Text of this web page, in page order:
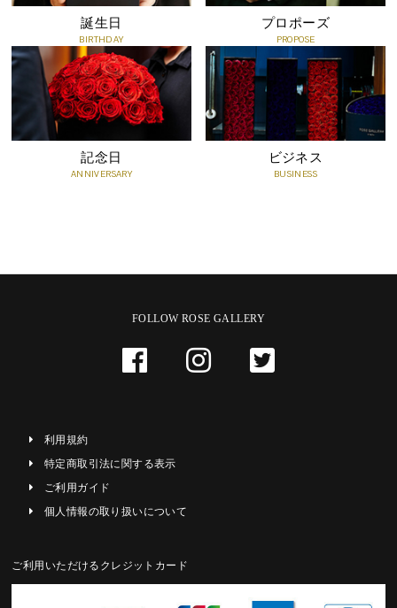
置くと花びらが透けたようになりますのでご注意ください。
●高温多湿の環境下に長く置きますと、カビや害虫の被害が考えら
れますので、なるべく乾燥している場所においてください。
●エアコンなどの冷風が、直接あたらないようご注意ください。乾
燥しすぎると、花びらがひび割れたり、色褪せする場合がございま
す。
●食用ではありませんので、食べないでください。
誕生日
BIRTHDAY
プロポーズ
PROPOSE
記念日
ANNIVERSARY
ビジネス
BUSINESS
FOLLOW ROSE GALLERY
利用規約
特定商取引法に関する表示
ご利用ガイド
個人情報の取り扱いについて
ご利用いただけるクレジットカード